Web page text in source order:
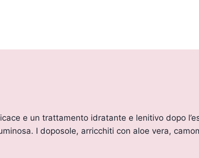
e un trattamento idratante e lenitivo dopo
I doposole, arricchiti con aloe vera,